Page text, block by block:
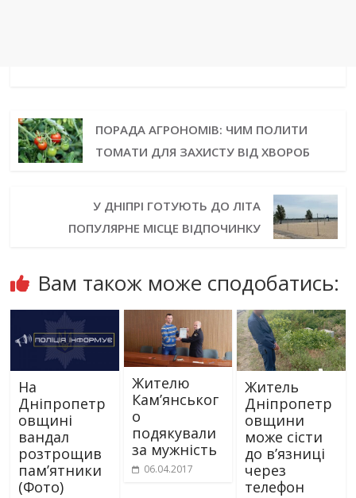
ПОРАДА АГРОНОМІВ: ЧИМ ПОЛИТИ
ТОМАТИ ДЛЯ ЗАХИСТУ ВІД ХВОРОБ
У ДНІПРІ ГОТУЮТЬ ДО ЛІТА
ПОПУЛЯРНЕ МІСЦЕ ВІДПОЧИНКУ
Вам також може сподобатись:
На
Дніпропетр
овщині
вандал
розтрощив
пам’ятники
(Фото)
Жителю
Кам’янськог
о
подякували
за мужність
06.04.2017
Житель
Дніпропетр
овщини
може сісти
до в’язниці
через
телефон